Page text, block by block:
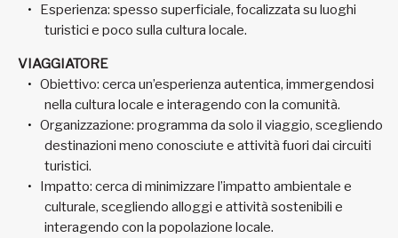
Esperienza: spesso superficiale, focalizzata su luoghi
turistici e poco sulla cultura locale.
VIAGGIATORE
Obiettivo: cerca un’esperienza autentica, immergendosi
nella cultura locale e interagendo con la comunità.
Organizzazione: programma da solo il viaggio, scegliendo
destinazioni meno conosciute e attività fuori dai circuiti
turistici.
Impatto: cerca di minimizzare l’impatto ambientale e
culturale, scegliendo alloggi e attività sostenibili e
interagendo con la popolazione locale.